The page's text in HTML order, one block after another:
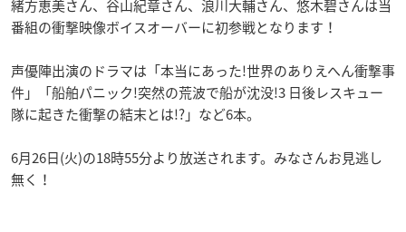
緒方恵美さん、谷山紀章さん、浪川大輔さん、悠木碧さんは当
番組の衝撃映像ボイスオーバーに初参戦となります！
声優陣出演のドラマは「本当にあった!世界のありえへん衝撃事
件」「船舶パニック!突然の荒波で船が沈没!3 日後レスキュー
隊に起きた衝撃の結末とは!?」など6本。
6月26日(火)の18時55分より放送されます。みなさんお見逃し
無く！